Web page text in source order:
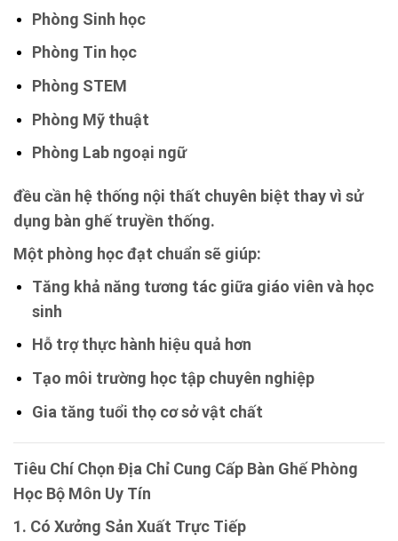
Phòng Sinh học
Phòng Tin học
Phòng STEM
Phòng Mỹ thuật
Phòng Lab ngoại ngữ
đều cần hệ thống nội thất chuyên biệt thay vì sử
dụng bàn ghế truyền thống.
Một phòng học đạt chuẩn sẽ giúp:
Tăng khả năng tương tác giữa giáo viên và học
sinh
Hỗ trợ thực hành hiệu quả hơn
Tạo môi trường học tập chuyên nghiệp
Gia tăng tuổi thọ cơ sở vật chất
Tiêu Chí Chọn Địa Chỉ Cung Cấp Bàn Ghế Phòng
Học Bộ Môn Uy Tín
1. Có Xưởng Sản Xuất Trực Tiếp